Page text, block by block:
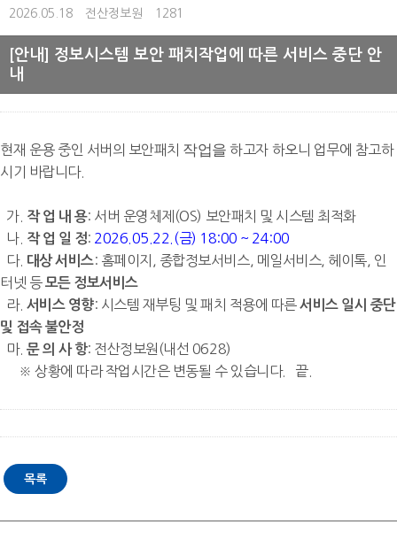
2026.05.18 전산정보원 1281
[안내] 정보시스템 보안 패치작업에 따른 서비스 중단 안
내
현재 운용 중인 서버의 보안패치 작업을 하고자 하오니 업무에 참고하
시기 바랍니다.
가. 작 업 내 용: 서버 운영체제(OS) 보안패치 및 시스템 최적화
나. 작 업 일 정: 2026.05.22.(금) 18:00 ~ 24:00
다. 대상 서비스: 홈페이지, 종합정보서비스, 메일서비스, 헤이톡, 인
터넷 등 모든 정보서비스
라. 서비스 영향: 시스템 재부팅 및 패치 적용에 따른서비스 일시 중단
및 접속 불안정
마. 문 의 사 항: 전산정보원(내선 0628)
※ 상황에 따라 작업시간은 변동될 수 있습니다. 끝.